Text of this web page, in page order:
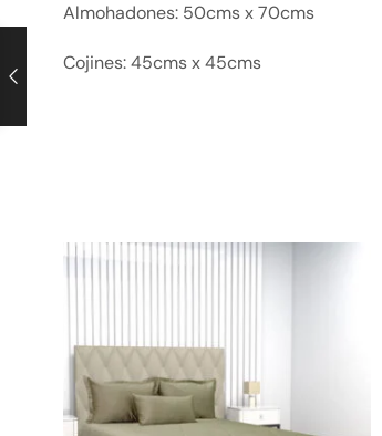
Almohadones: 50cms x 70cms
Cojines: 45cms x 45cms